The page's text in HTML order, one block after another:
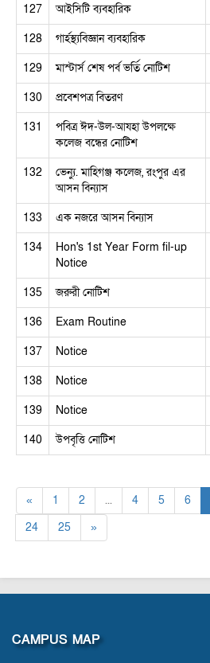
127
আইসিটি ব্যবহারিক
128
গার্হস্থ্যবিজ্ঞান ব্যবহারিক
129
মাস্টার্স শেষ পর্ব ভর্তি নোটিশ
130
প্রবেশপত্র বিতরণ
131
পবিত্র ঈদ-উল-আযহা উপলক্ষে
কলেজ বন্ধের নোটিশ
132
ভেন্যু. মাহিগঞ্জ কলেজ, রংপুর এর
আসন বিন্যাস
133 এক নজরে আসন বিন্যাস
134
Hon's 1st Year Form fil-up
Notice
135 জরুরী নোটিশ
136
Exam Routine
137
Notice
138
Notice
139
Notice
140
উপবৃত্তি নোটিশ
« 1 2 ... 4 5 6
24
25 »
CAMPUS MAP